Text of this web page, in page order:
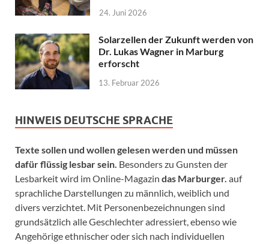
24. Juni 2026
Solarzellen der Zukunft werden von
Dr. Lukas Wagner in Marburg
erforscht
13. Februar 2026
HINWEIS DEUTSCHE SPRACHE
Texte sollen und wollen gelesen werden und müssen
dafür flüssig lesbar sein. Besonders zu Gunsten der
Lesbarkeit wird im Online-Magazin das Marburger. auf
sprachliche Darstellungen zu männlich, weiblich und
divers verzichtet. Mit Personenbezeichnungen sind
grundsätzlich alle Geschlechter adressiert, ebenso wie
Angehörige ethnischer oder sich nach individuellen